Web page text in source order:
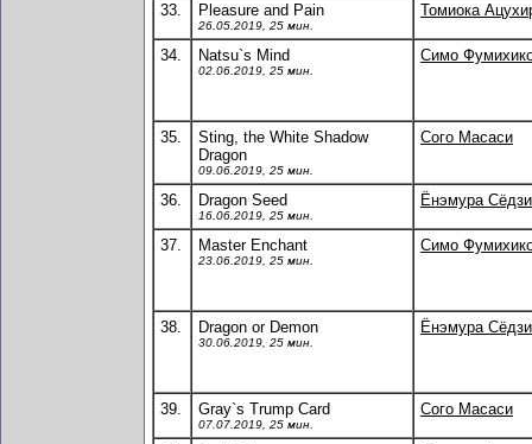
33. Pleasure and Pain
26.05.2019, 25 мин.
Томиока
34. Natsu`s Mind
02.06.2019, 25 мин.
Симо
35.
Sting, the White Shadow
Dragon
09.06.2019, 25 мин.
Сого Масаси
36. Dragon Seed
16.06.2019, 25 мин.
Ёнэмура Сёдзи
37. Master Enchant
23.06.2019, 25 мин.
Симо
38. Dragon or Demon
30.06.2019, 25 мин.
Ёнэмура Сёдзи
39. Gray`s Trump Card
07.07.2019, 25 мин.
Сого Масаси